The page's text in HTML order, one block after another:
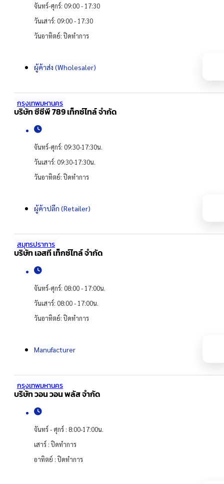
จันทร์-ศุกร์: 09:00 - 17:30
วันเสาร์: 09:00 - 17:30
วันอาทิตย์: ปิดทำการ
ผู้ค้าส่ง (Wholesaler)
กรุงเทพมหานคร
บริษัท ซีซีพี 789 เท็กซ์ไทล์ จำกัด
จันทร์-ศุกร์: 09:30-17:30น.
วันเสาร์: 09:30-17:30น.
วันอาทิตย์: ปิดทำการ
ผู้ค้าปลีก (Retailer)
สมุทรปราการ
บริษัท เอสที เท็กซ์ไทล์ จำกัด
จันทร์-ศุกร์: 08:00 - 17:00น.
วันเสาร์: 08:00 - 17:00น.
วันอาทิตย์: ปิดทำการ
Manufacturer
กรุงเทพมหานคร
บริษัท วอน วอน พลัส จำกัด
จันทร์ - ศุกร์ : 8:00-17:00น.
เสาร์ : ปิดทำการ
อาทิตย์ : ปิดทำการ